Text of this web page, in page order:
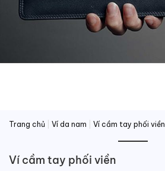
Trang chủ Ví da nam Ví cầm tay phối viền
Ví cầm tay phối viền